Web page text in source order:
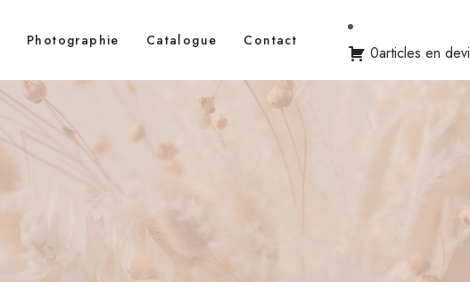
Photographie Catalogue Contact
0articles en